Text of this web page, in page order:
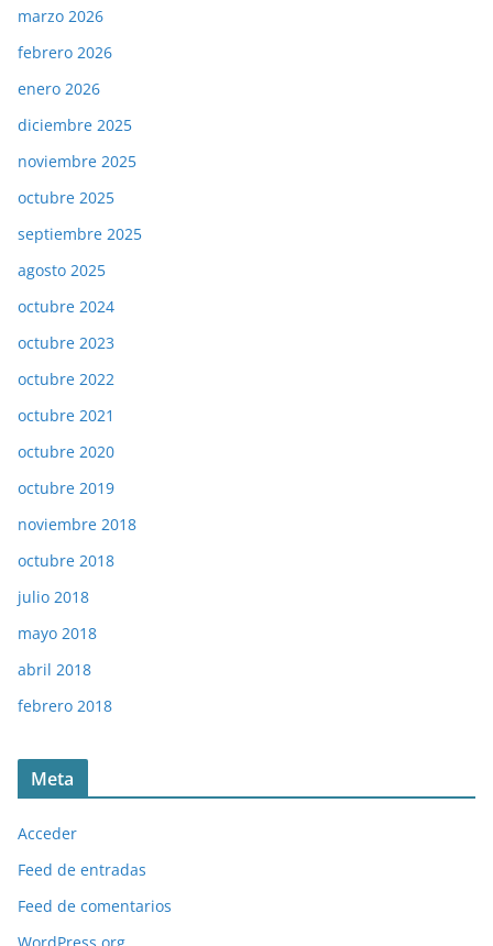
marzo 2026
febrero 2026
enero 2026
diciembre 2025
noviembre 2025
octubre 2025
septiembre 2025
agosto 2025
octubre 2024
octubre 2023
octubre 2022
octubre 2021
octubre 2020
octubre 2019
noviembre 2018
octubre 2018
julio 2018
mayo 2018
abril 2018
febrero 2018
Meta
Acceder
Feed de entradas
Feed de comentarios